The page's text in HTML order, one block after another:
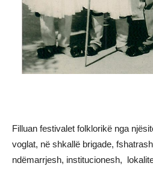
Filluan festivalet folklorikë nga
voglat, në shkallë brigade,
ndëmarrjesh, institucionesh,